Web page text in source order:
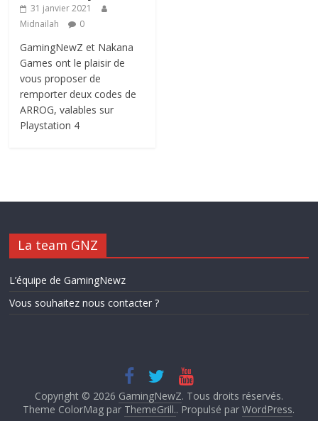
31 janvier 2021
Midnailah
0
GamingNewZ et Nakana
Games ont le plaisir de
vous proposer de
remporter deux codes de
ARROG, valables sur
Playstation 4
La team GNZ
L’équipe de GamingNewz
Vous souhaitez nous contacter ?
Copyright © 2026 GamingNewZ. Tous droits réservés.
Theme ColorMag par ThemeGrill.. Propulsé parWordPress.